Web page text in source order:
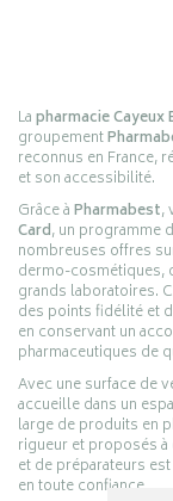
Lapharmacie Cayeux
groupement
reconnus en France,
et son accessibilité.
Grâce àPharmabest,
Card, un programme
nombreuses offres
dermo-cosmétiques,
grands laboratoires.
des points fidélité et
en conservant un
pharmaceutiques de
Avec une surface de
accueille dans un
large de produits en
rigueur et proposés
et de préparateurs
en toute confiance.